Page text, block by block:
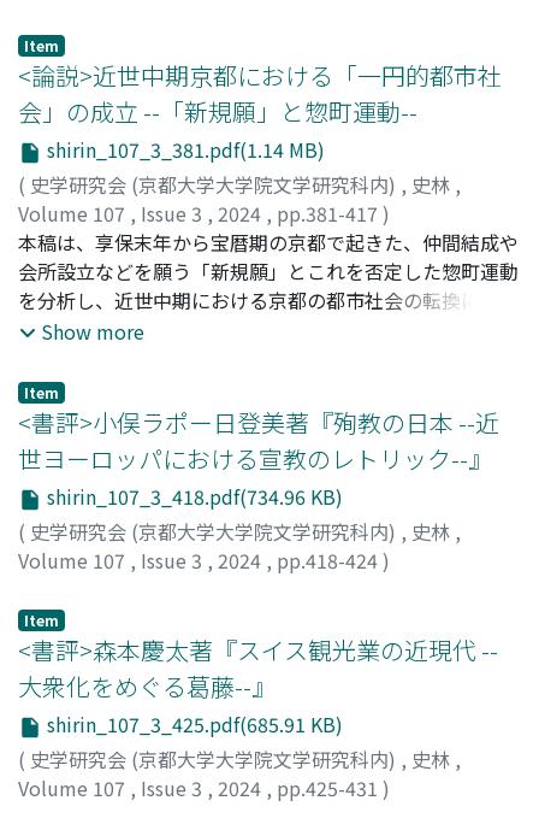
独特の構成にあるが、従来の研究では、これら二つの要素
は相互に切り離されて論じられることが多かった。そこで
本稿では、両要素の連関に注目することによって当作品の
全体像を理解するための糸口を提供することを目指す。そ
のためのケーススタディとして、テゲアという都市に関す
るパウサニアスの記述を取り上げ、これを考古資料や他の
文献史料と詳細に比較することによって、都市景観の描写
とそこに挿入された歴史叙述が内容的に密接な連関を持つ
こと、その背景には、ローマ帝政期における都市ごとの景
観と記憶の再編という同時代的な文脈があったことを示
す。
Item
<論説>近世中期京都における「一円的都市社
会」の成立 --「新規願」と惣町運動--
shirin_107_3_381.pdf(1.14 MB)
( 史学研究会 (京都大学大学院文学研究科内) , 史林 ,
Volume 107 , Issue 3 , 2024 , pp.381-417 )
藤本, 仁文;FUJIMOTO, Hitofumi
本稿は、享保末年から宝暦期の京都で起きた、仲間結成や
会所設立などを願う「新規願」とこれを否定した惣町運動
を分析し、近世中期における京都の都市社会の転換につい
て、その具体像を明らかにするものである。当該期の京都
積極的に受け入れようとする主張と逆に排除しようとする
主張の二つに割れていた状況に注目して、従来は惣町運動
と二項対立的に捉えられていた「新規願」について新しい
評価を与える。また結果として惣町運動により全ての「新
規願」は否定されたが、その本来の目的は人口流入の激化
を抑制し杜撰な請負を差し止めることにあったことを論じ
る。京都が中央市場として確立していく過程にも注目し
進む中、京都の町人自らが境界線を設定することで、「一
円的都市社会」を成立させる歴史的背景を明らかにする。
Show more
Item
<書評>小俣ラポー日登美著『殉教の日本 --近
世ヨーロッパにおける宣教のレトリック--』
shirin_107_3_418.pdf(734.96 KB)
( 史学研究会 (京都大学大学院文学研究科内) , 史林 ,
Volume 107 , Issue 3 , 2024 , pp.418-424)
Item
<書評>森本慶太著『スイス観光業の近現代 --
大衆化をめぐる葛藤--』
shirin_107_3_425.pdf(685.91 KB)
( 史学研究会 (京都大学大学院文学研究科内) , 史林 ,
Volume 107 , Issue 3 , 2024 , pp.425-431 )